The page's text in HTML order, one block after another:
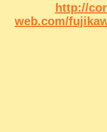
http://
web.com/